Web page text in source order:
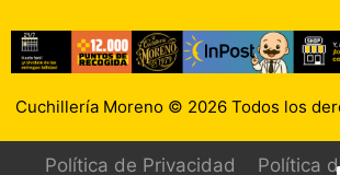
Cuchillería Moreno © 2026 Todos los
Política de Privacidad Política